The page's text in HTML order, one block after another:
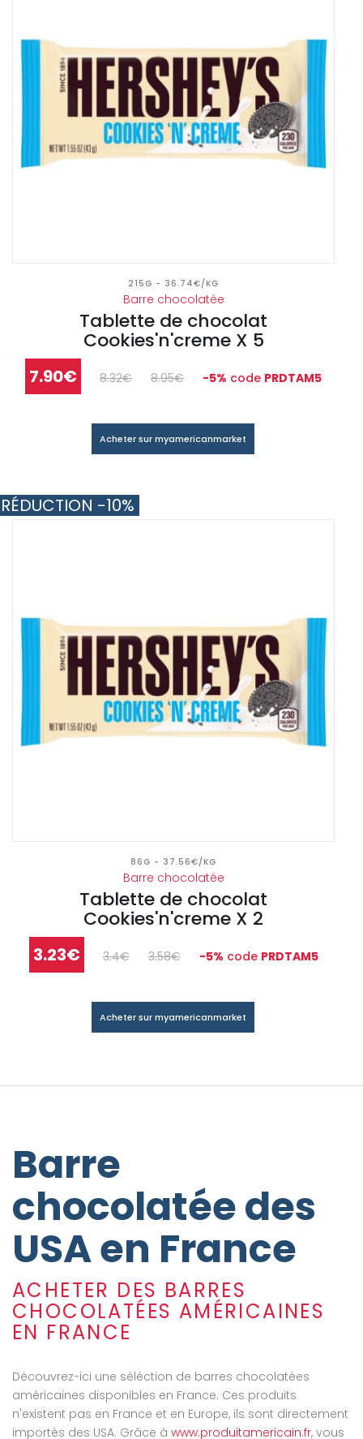
215G - 36.74€/KG
Barre chocolatée
Tablette de chocolat
Cookies'n'creme X 5
7.90€ 8.32€ 8.95€ -5% code PRDTAM5
Acheter sur myamericanmarket
86G - 37.56€/KG
Barre chocolatée
Tablette de chocolat
Cookies'n'creme X 2
3.23€ 3.4€ 3.58€ -5% code PRDTAM5
RÉDUCTION -10%
Acheter sur myamericanmarket
Barre
chocolatée des
USA en France
ACHETER DES BARRES
CHOCOLATÉES AMÉRICAINES
EN FRANCE
Découvrez-ici une séléction de barres chocolatées
américaines disponibles en France. Ces produits
n'existent pas en France et en Europe, ils sont directement
importés des USA. Grâce à www.produitamericain.fr, vous